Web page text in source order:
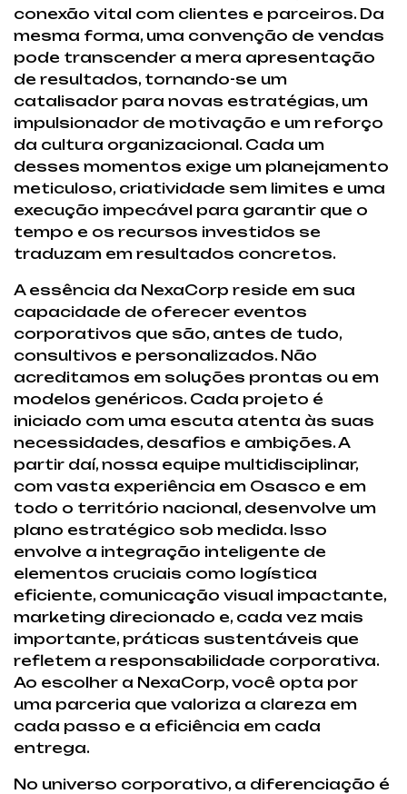
conexão vital com clientes e parceiros. Da
mesma forma, uma convenção de vendas
pode transcender a mera apresentação
de resultados, tornando-se um
catalisador para novas estratégias, um
impulsionador de motivação e um reforço
da cultura organizacional. Cada um
desses momentos exige um planejamento
meticuloso, criatividade sem limites e uma
execução impecável para garantir que o
tempo e os recursos investidos se
traduzam em resultados concretos.
A essência da NexaCorp reside em sua
capacidade de oferecer eventos
corporativos que são, antes de tudo,
consultivos e personalizados. Não
acreditamos em soluções prontas ou em
modelos genéricos. Cada projeto é
iniciado com uma escuta atenta às suas
necessidades, desafios e ambições. A
partir daí, nossa equipe multidisciplinar,
com vasta experiência em Osasco e em
todo o território nacional, desenvolve um
plano estratégico sob medida. Isso
envolve a integração inteligente de
elementos cruciais como logística
eficiente, comunicação visual impactante,
marketing direcionado e, cada vez mais
importante, práticas sustentáveis que
refletem a responsabilidade corporativa.
Ao escolher a NexaCorp, você opta por
uma parceria que valoriza a clareza em
cada passo e a eficiência em cada
entrega.
No universo corporativo, a diferenciação é